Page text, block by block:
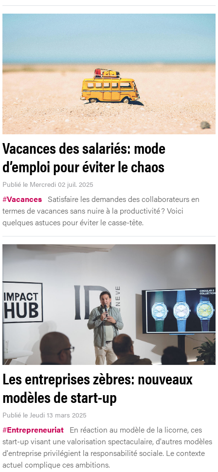
Vacances des salariés: mode
d’emploi pour éviter le chaos
Publié le Mercredi 02 juil. 2025
#Vacances Satisfaire les demandes des collaborateurs en
termes de vacances sans nuire à la productivité ? Voici
quelques astuces pour éviter le casse-tête.
Les entreprises zèbres: nouveaux
modèles de start-up
Publié le Jeudi 13 mars 2025
#Entrepreneuriat En réaction au modèle de la licorne, ces
start-up visant une valorisation spectaculaire, d'autres modèles
d'entreprise privilégient la responsabilité sociale. Le contexte
actuel complique ces ambitions.